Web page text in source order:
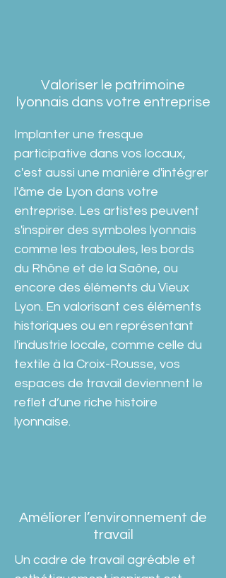
Valoriser le patrimoine
lyonnais dans votre entreprise
Implanter une fresque
participative dans vos locaux,
c'est aussi une manière d'intégrer
l'âme de Lyon dans votre
entreprise. Les artistes peuvent
s'inspirer des symboles lyonnais
comme les traboules, les bords
du Rhône et de la Saône, ou
encore des éléments du Vieux
Lyon. En valorisant ces éléments
historiques ou en représentant
l'industrie locale, comme celle du
textile à la Croix-Rousse, vos
espaces de travail deviennent le
reflet d’une riche histoire
lyonnaise.
Améliorer l’environnement de
travail
Un cadre de travail agréable et